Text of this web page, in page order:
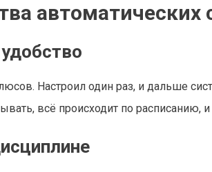
автоматических
Настроил один раз, и дальше
всё происходит по расписанию,